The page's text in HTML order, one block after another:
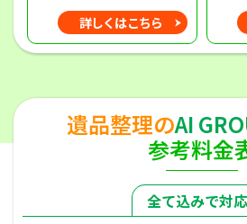
詳しくはこちら
遺品整理のAI
参考料金
全て込みで対